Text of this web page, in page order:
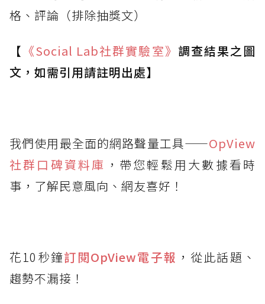
格、評論（排除抽獎文）
【 《Social Lab社群實驗室》 調查結果之圖
文，如需引用請註明出處】
我們使用最全面的網路聲量工具——OpView
社群口碑資料庫 ，帶您輕鬆用大數據看時
事，了解民意風向、網友喜好！
花10秒鐘訂閱OpView電子報 ，從此話題、
趨勢不漏接！